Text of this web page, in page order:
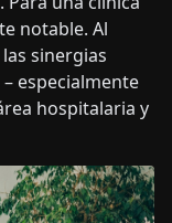
notable. Al
sinergias
especialmente
hospitalaria y